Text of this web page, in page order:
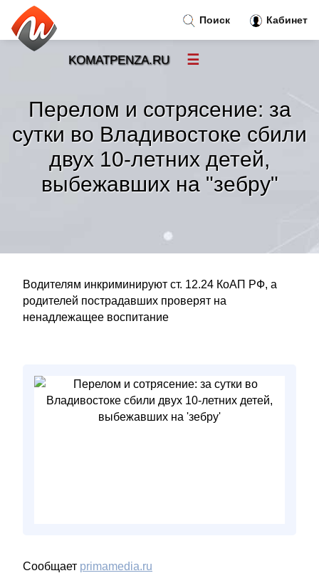
Перелом и сотрясение: за
сутки во Владивостоке сбили
двух 10-летних детей,
выбежавших на "зебру"
Водителям инкриминируют ст. 12.24 КоАП РФ, а
родителей пострадавших проверят на
ненадлежащее воспитание
Сообщает primamedia.ru
Поиск Кабинет
KOMATPENZA.RU ☰
Новости»
Тренды новостей
Рубрики»